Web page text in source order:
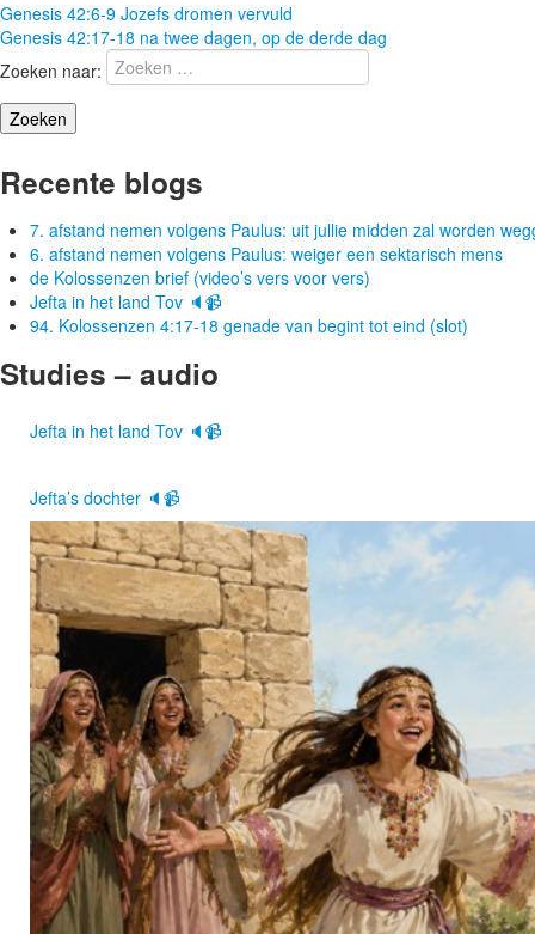
Genesis 42:6-9 Jozefs dromen vervuld
Genesis 42:17-18 na twee dagen, op de derde dag
Zoeken naar:
Recente blogs
7. afstand nemen volgens Paulus: uit jullie midden zal worden
6. afstand nemen volgens Paulus: weiger een sektarisch mens
de Kolossenzen brief (video’s vers voor vers)
Jefta in het land Tov 🔈📹
94. Kolossenzen 4:17-18 genade van begint tot eind (slot)
Studies – audio
Jefta in het land Tov 🔈📹
Jefta’s dochter 🔈📹